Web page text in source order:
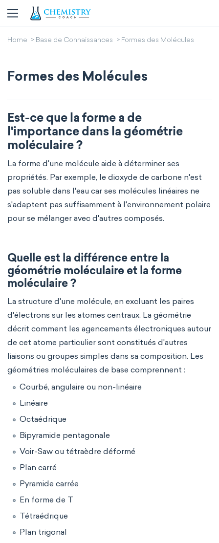
Home Base de Connaissances Formes des Molécules
Formes des Molécules
Est-ce que la forme a de
l'importance dans la géométrie
moléculaire ?
La forme d'une molécule aide à déterminer ses
propriétés. Par exemple, le dioxyde de carbone n'est
pas soluble dans l'eau car ses molécules linéaires ne
s'adaptent pas suffisamment à l'environnement polaire
pour se mélanger avec d'autres composés.
Quelle est la différence entre la
géométrie moléculaire et la forme
moléculaire ?
La structure d'une molécule, en excluant les paires
d'électrons sur les atomes centraux. La géométrie
décrit comment les agencements électroniques autour
de cet atome particulier sont constitués d'autres
liaisons ou groupes simples dans sa composition. Les
géométries moléculaires de base comprennent :
Courbé, angulaire ou non-linéaire
Linéaire
Octaédrique
Bipyramide pentagonale
Voir-Saw ou tétraèdre déformé
Plan carré
Pyramide carrée
En forme de T
Tétraédrique
Plan trigonal